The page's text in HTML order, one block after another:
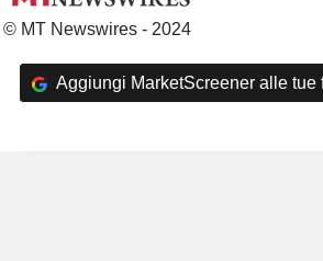
© MT Newswires - 2024
Aggiungi MarketScreener alle tue